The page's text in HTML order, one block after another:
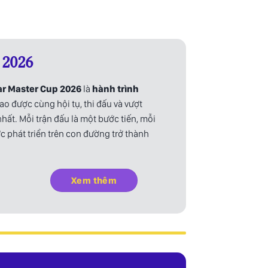
Master Cup 2026 là hành trình
được cùng hội tụ, thi đấu và vượt
Mỗi trận đấu là một bước tiến, mỗi
phát triển trên con đường trở thành
Xem thêm